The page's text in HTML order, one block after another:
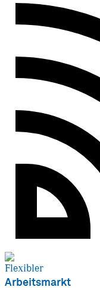
Flexibler
Arbeitsmarkt